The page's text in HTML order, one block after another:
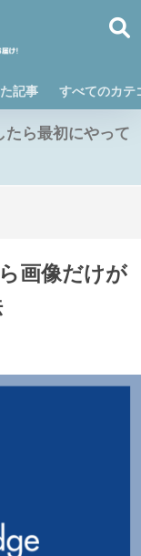
記事 すべてのカテ
ら最初にやって
画像だけが